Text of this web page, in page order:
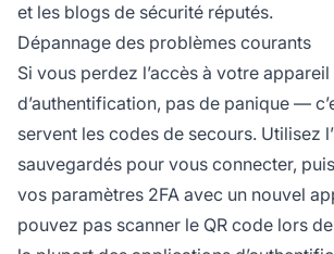
et les blogs de sécurité réputés.
Dépannage des problèmes courants
Si vous perdez l’accès à votre appareil
d’authentification, pas de panique —
servent les codes de secours. Utilisez
sauvegardés pour vous connecter,
vos paramètres 2FA avec un nouvel
pouvez pas scanner le QR code lors